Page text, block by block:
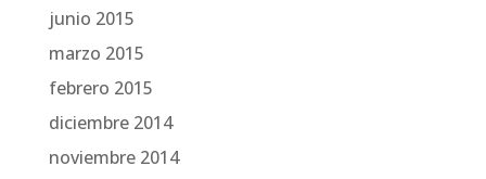
junio 2015
marzo 2015
febrero 2015
diciembre 2014
noviembre 2014